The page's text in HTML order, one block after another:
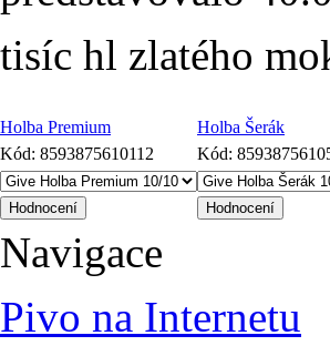
tisíc hl zlatého
Holba Premium
Kód: 8593875610112
Holba Šerák
Kód:
Navigace
Pivo na Internetu